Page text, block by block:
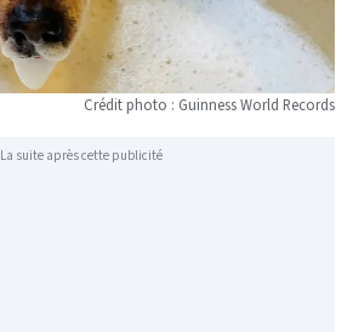
Crédit photo : Guinness World Records
La suite après cette publicité